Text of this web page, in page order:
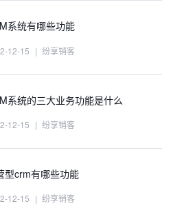
系统有哪些功能
12-15 | 纷享销客
系统的三大业务功能是什么
12-15 | 纷享销客
型crm有哪些功能
12-15 | 纷享销客